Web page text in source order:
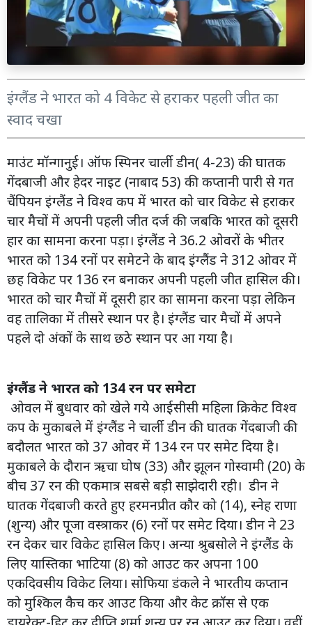
इंग्लैंड ने भारत को 4 विकेट से हराकर पहली जीत का
स्वाद चखा
माउंट मॉन्गानुई। ऑफ स्पिनर चार्ली डीन( 4-23) की घातक
गेंदबाजी और हेदर नाइट (नाबाद 53) की कप्तानी पारी से गत
चैंपियन इंग्लैंड ने विश्व कप में भारत को चार विकेट से हराकर
चार मैचों में अपनी पहली जीत दर्ज की जबकि भारत को दूसरी
हार का सामना करना पड़ा। इंग्लैंड ने 36.2 ओवरों के भीतर
भारत को 134 रनों पर समेटने के बाद इंग्लैंड ने 312 ओवर में
छह विकेट पर 136 रन बनाकर अपनी पहली जीत हासिल की।
भारत को चार मैचों में दूसरी हार का सामना करना पड़ा लेकिन
वह तालिका में तीसरे स्थान पर है। इंग्लैंड चार मैचों में अपने
पहले दो अंकों के साथ छठे स्थान पर आ गया है।
इंग्लैंड ने भारत को 134 रन पर समेटा
ओवल में बुधवार को खेले गये आईसीसी महिला क्रिकेट विश्व
कप के मुकाबले में इंग्लैंड ने चार्ली डीन की घातक गेंदबाजी की
बदौलत भारत को 37 ओवर में 134 रन पर समेट दिया है।
मुकाबले के दौरान ऋचा घोष (33) और झूलन गोस्वामी (20) के
बीच 37 रन की एकमात्र सबसे बड़ी साझेदारी रही। डीन ने
घातक गेंदबाजी करते हुए हरमनप्रीत कौर को (14), स्नेह राणा
(शुन्य) और पूजा वस्त्राकर (6) रनों पर समेट दिया। डीन ने 23
रन देकर चार विकेट हासिल किए। अन्या श्रुबसोले ने इंग्लैंड के
लिए यास्तिका भाटिया (8) को आउट कर अपना 100
एकदिवसीय विकेट लिया। सोफिया डंकले ने भारतीय कप्तान
को मुश्किल कैच कर आउट किया और केट क्रॉस से एक